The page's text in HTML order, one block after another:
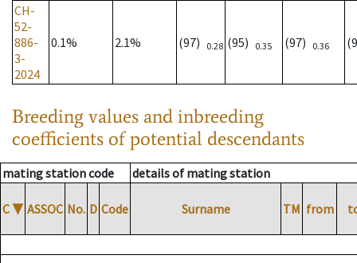
CH-
52-
886-
3-
2024
0.1% 2.1% (97) 0.28 (95) 0.35 (97) 0.36
Breeding values and inbreeding
coefficients of potential descendants
mating station code details of mating station
C ▼ ASSOC No. D Code Surname TM from